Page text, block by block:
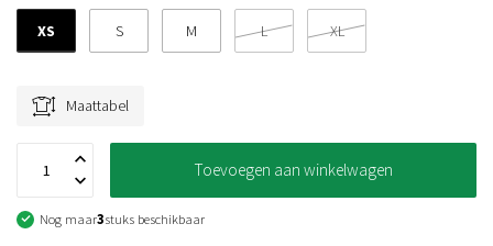
XS S M L XL
Maattabel
Toevoegen aan winkelwagen
Nog maar3stuks beschikbaar